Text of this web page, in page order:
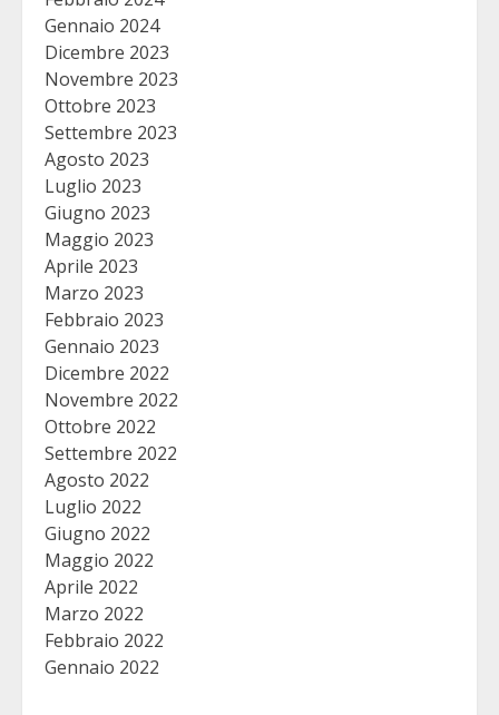
Gennaio 2024
Dicembre 2023
Novembre 2023
Ottobre 2023
Settembre 2023
Agosto 2023
Luglio 2023
Giugno 2023
Maggio 2023
Aprile 2023
Marzo 2023
Febbraio 2023
Gennaio 2023
Dicembre 2022
Novembre 2022
Ottobre 2022
Settembre 2022
Agosto 2022
Luglio 2022
Giugno 2022
Maggio 2022
Aprile 2022
Marzo 2022
Febbraio 2022
Gennaio 2022